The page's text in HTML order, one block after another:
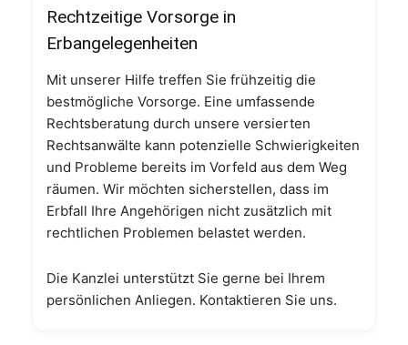
Rechtzeitige Vorsorge in
Erbangelegenheiten
Mit unserer Hilfe treffen Sie frühzeitig die
bestmögliche Vorsorge. Eine umfassende
Rechtsberatung durch unsere versierten
Rechtsanwälte kann potenzielle Schwierigkeiten
und Probleme bereits im Vorfeld aus dem Weg
räumen. Wir möchten sicherstellen, dass im
Erbfall Ihre Angehörigen nicht zusätzlich mit
rechtlichen Problemen belastet werden.
Die Kanzlei unterstützt Sie gerne bei Ihrem
persönlichen Anliegen. Kontaktieren Sie uns.